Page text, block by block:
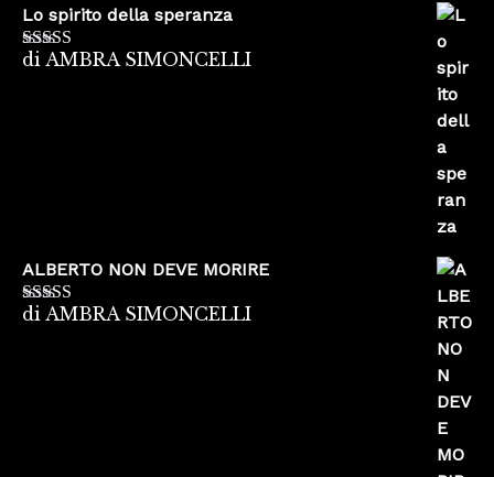
Lo spirito della speranza
Valutato5su
di AMBRA SIMONCELLI
ALBERTO NON DEVE MORIRE
Valutato5su
di AMBRA SIMONCELLI